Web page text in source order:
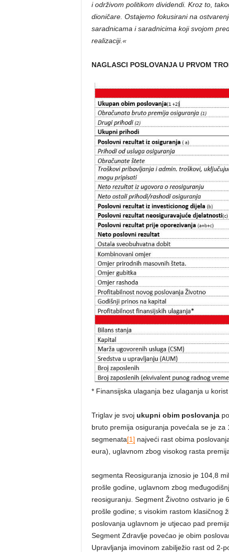
i održivom politikom dividendi. Kroz to,
dioničare. Ostajemo fokusirani na
saradnicama i saradnicima koji svojom
realizaciji.«
NAGLASCI POSLOVANJA U PRVOM
* Finansijska ulaganja bez ulaganja u
Triglav je svoj ukupni obim poslovanja
bruto premija osiguranja povećala se je
segmenata[1] najveći rast obima
eura), uglavnom zbog visokog rasta
segmenta Reosiguranja iznosio je 104,8
prošle godine, uglavnom zbog
reosiguranju. Segment Životno ostvario je
prošle godine; s visokim rastom klasičnog
poslovanja uglavnom je utjecao pad
Segment Zdravlje povećao je obim
Upravljanja imovinom zabilježio rast od